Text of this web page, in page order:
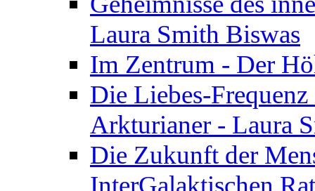
Laura Smith Biswas
Im Zentrum - Der
Die Liebes-
Arkturianer - Laura
Die Zukunft der
InterGalaktischen